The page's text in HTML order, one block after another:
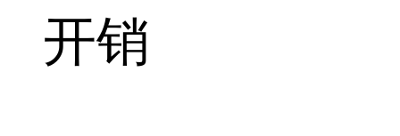
开销